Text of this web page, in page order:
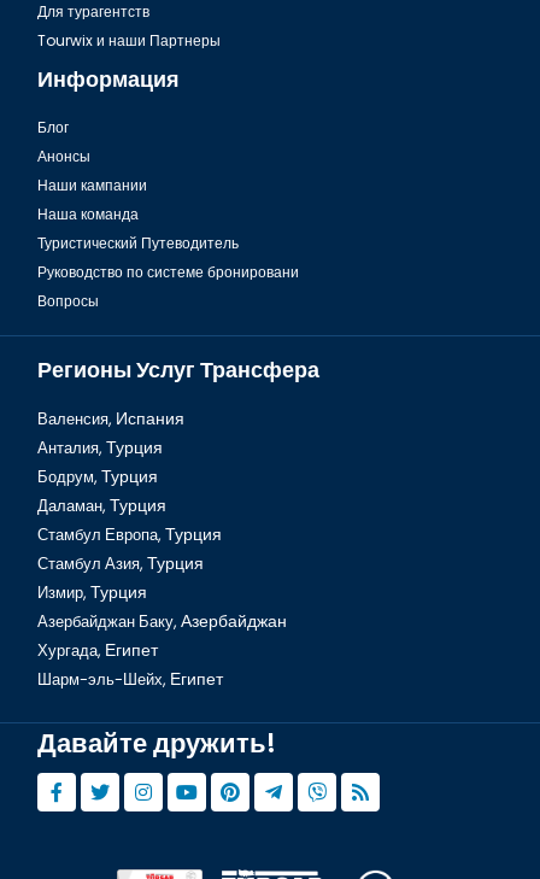
Экскурсия Дальян & Ловля крабов в Турции
Для турагентств
Tourwix и наши Партнеры
Информация
Блог
Анонсы
Наши кампании
Наша команда
Туристический Путеводитель
Руководство по системе бронировани
Вопросы
Регионы Услуг Трансфера
Валенсия, Испания
Анталия, Турция
Бодрум, Турция
Даламан, Турция
Стамбул Европа, Турция
Стамбул Азия, Турция
Измир, Турция
Азербайджан Баку, Азербайджан
Хургада, Египет
Шарм-эль-Шейх, Египет
Давайте дружить!